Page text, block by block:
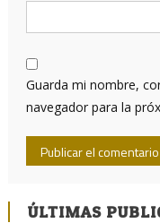
Guarda mi nombre,
navegador para la
ÚLTIMAS